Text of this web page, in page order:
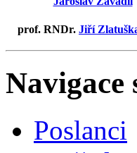
prof. RNDr. Jiří
Navigace
Poslanci